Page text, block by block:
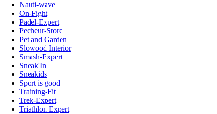
Nauti-wave
On-Fight
Padel-Expert
Pecheur-Store
Pet and Garden
Slowood Interior
Smash-Expert
Sneak'In
Sneakids
Sport is good
Training-Fit
Trek-Expert
Triathlon Expert